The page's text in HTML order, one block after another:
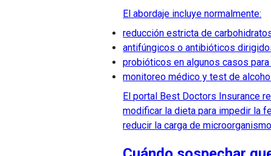
El abordaje incluye normalmente:
reducción estricta de
antifúngicos o antibióticos
probióticos en algunos casos
monitoreo médico y test de
El portal Best Doctors Insurance
modificar la dieta para impedir la
reducir la carga de